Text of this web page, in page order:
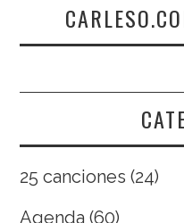
25 canciones (24)
Agenda (60)